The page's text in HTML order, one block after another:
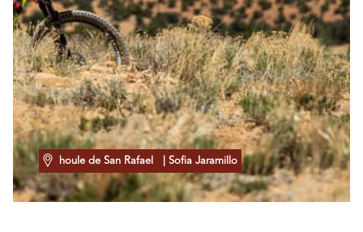
houle de San Rafael | Sofia Jaramillo